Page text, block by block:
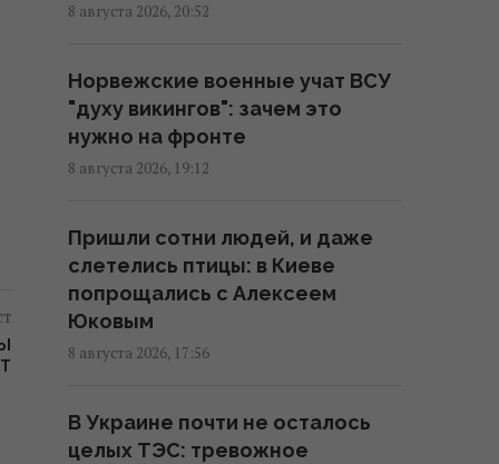
Одесская область: в
Воздушных силах раскрыли
детали российской атаки
08:52 воскресенье, 09 августа 2026
Дерзкие удары Украины по
России могут сыграть на руку
Путину, - The Times
01:23 воскресенье, 09 августа 2026
ядерное оружие против
Украины: в МИД Турции назвали
8 августа 2026, 20:52
Норвежские военные учат ВСУ
"духу викингов": зачем это
нужно на фронте
8 августа 2026, 19:12
Пришли сотни людей, и даже
слетелись птицы: в Киеве
попрощались с Алексеем
Юковым
8 августа 2026, 17:56
В Украине почти не осталось
целых ТЭС: тревожное